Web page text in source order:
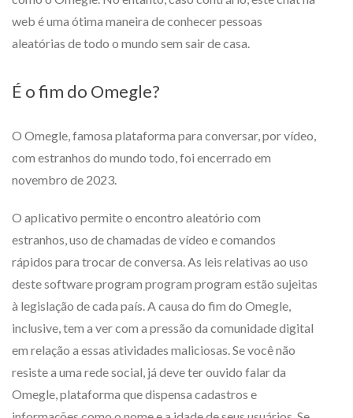
web é uma ótima maneira de conhecer pessoas
aleatórias de todo o mundo sem sair de casa.
É o fim do Omegle?
O Omegle, famosa plataforma para conversar, por vídeo,
com estranhos do mundo todo, foi encerrado em
novembro de 2023.
O aplicativo permite o encontro aleatório com
estranhos, uso de chamadas de vídeo e comandos
rápidos para trocar de conversa. As leis relativas ao uso
deste software program program program estão sujeitas
à legislação de cada país. A causa do fim do Omegle,
inclusive, tem a ver com a pressão da comunidade digital
em relação a essas atividades maliciosas. Se você não
resiste a uma rede social, já deve ter ouvido falar da
Omegle, plataforma que dispensa cadastros e